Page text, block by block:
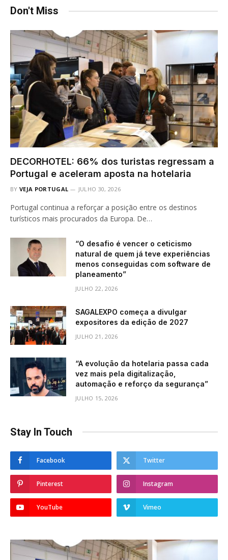
Don't Miss
DECORHOTEL: 66% dos turistas regressam a
Portugal e aceleram aposta na hotelaria
BY VEJA PORTUGAL JULHO 30, 2026
Portugal continua a reforçar a posição entre os destinos
turísticos mais procurados da Europa. De…
“O desafio é vencer o ceticismo
natural de quem já teve experiências
menos conseguidas com software de
planeamento”
JULHO 22, 2026
SAGALEXPO começa a divulgar
expositores da edição de 2027
JULHO 21, 2026
“A evolução da hotelaria passa cada
vez mais pela digitalização,
automação e reforço da segurança”
JULHO 15, 2026
Stay In Touch
Facebook Twitter
Pinterest Instagram
YouTube Vimeo